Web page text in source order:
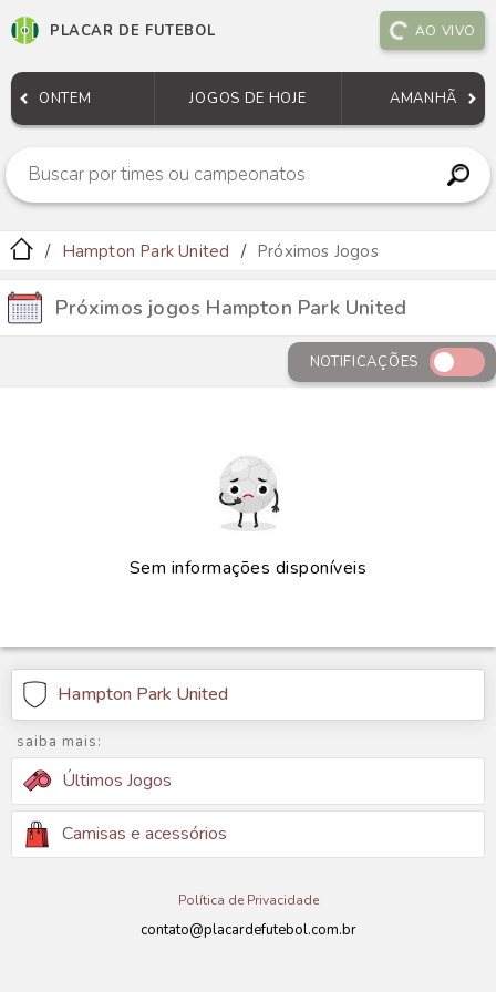
PLACAR DE FUTEBOL AO VIVO
ONTEM JOGOS DE HOJE AMANHÃ
Hampton Park United Próximos Jogos
Próximos jogos Hampton Park United
NOTIFICAÇÕES
Sem informações disponíveis
Hampton Park United
saiba mais:
Últimos Jogos
Camisas e acessórios
Política de Privacidade
contato@placardefutebol.com.br